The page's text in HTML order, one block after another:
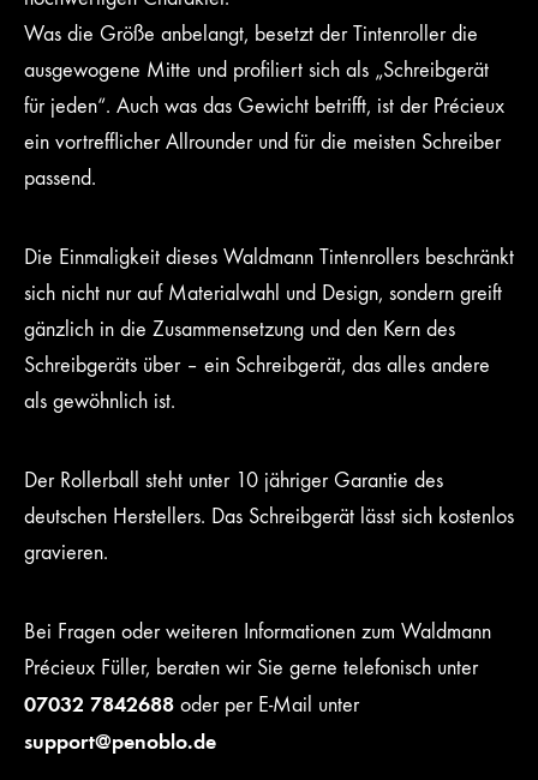
Was die Größe anbelangt, besetzt der Tintenroller die
ausgewogene Mitte und profiliert sich als „Schreibgerät
für jeden“. Auch was das Gewicht betrifft, ist der Précieux
ein vortrefflicher Allrounder und für die meisten Schreiber
passend.
Die Einmaligkeit dieses Waldmann Tintenrollers beschränkt
sich nicht nur auf Materialwahl und Design, sondern greift
gänzlich in die Zusammensetzung und den Kern des
Schreibgeräts über – ein Schreibgerät, das alles andere
als gewöhnlich ist.
Der Rollerball steht unter 10 jähriger Garantie des
deutschen Herstellers. Das Schreibgerät lässt sich kostenlos
gravieren.
Bei Fragen oder weiteren Informationen zum Waldmann
Précieux Füller, beraten wir Sie gerne telefonisch unter
07032 7842688 oder per E-Mail unter
support@penoblo.de